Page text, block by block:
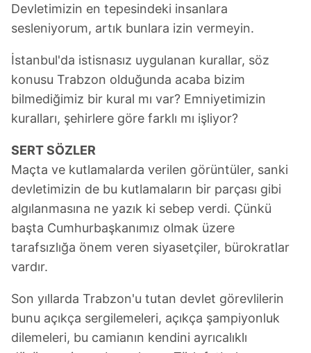
Devletimizin en tepesindeki insanlara
sesleniyorum, artık bunlara izin vermeyin.
İstanbul'da istisnasız uygulanan kurallar, söz
konusu Trabzon olduğunda acaba bizim
bilmediğimiz bir kural mı var? Emniyetimizin
kuralları, şehirlere göre farklı mı işliyor?
SERT SÖZLER
Maçta ve kutlamalarda verilen görüntüler, sanki
devletimizin de bu kutlamaların bir parçası gibi
algılanmasına ne yazık ki sebep verdi. Çünkü
başta Cumhurbaşkanımız olmak üzere
tarafsızlığa önem veren siyasetçiler, bürokratlar
vardır.
Son yıllarda Trabzon'u tutan devlet görevlilerin
bunu açıkça sergilemeleri, açıkça şampiyonluk
dilemeleri, bu camianın kendini ayrıcalıklı